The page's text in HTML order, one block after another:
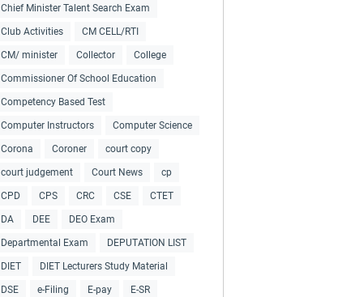
Chief Minister Talent Search Exam
Club Activities CM CELL/RTI
CM/ minister Collector College
Commissioner Of School Education
Competency Based Test
Computer Instructors Computer Science
Corona Coroner court copy
court judgement Court News cp
CPD CPS CRC CSE CTET
DA DEE DEO Exam
Departmental Exam DEPUTATION LIST
DIET DIET Lecturers Study Material
DSE e-Filing E-pay E-SR